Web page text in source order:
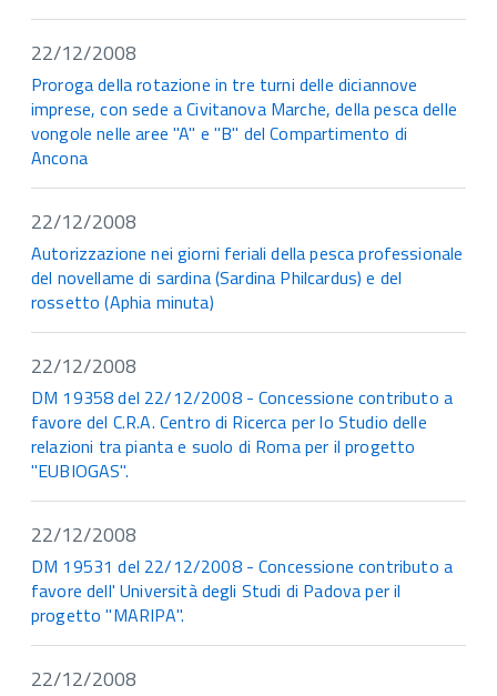
22/12/2008
Proroga della rotazione in tre turni delle diciannove
imprese, con sede a Civitanova Marche, della pesca delle
vongole nelle aree "A" e "B" del Compartimento di
Ancona
22/12/2008
Autorizzazione nei giorni feriali della pesca professionale
del novellame di sardina (Sardina Philcardus) e del
rossetto (Aphia minuta)
22/12/2008
DM 19358 del 22/12/2008 - Concessione contributo a
favore del C.R.A. Centro di Ricerca per lo Studio delle
relazioni tra pianta e suolo di Roma per il progetto
"EUBIOGAS".
22/12/2008
DM 19531 del 22/12/2008 - Concessione contributo a
favore dell' Università degli Studi di Padova per il
progetto "MARIPA".
22/12/2008